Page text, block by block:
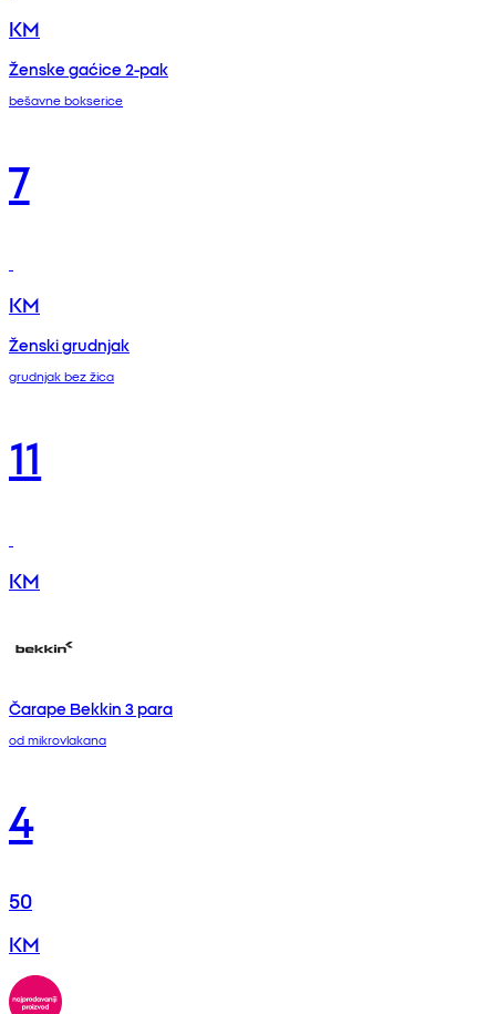
KM
Ženske gaćice 2-pak
bešavne bokserice
7
KM
Ženski grudnjak
grudnjak bez žica
11
KM
Čarape Bekkin 3 para
od mikrovlakana
4
50
KM